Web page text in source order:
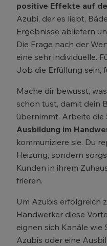
positive Effekte auf
Azubi, der es liebt,
Ergebnisse abliefern
Die Frage nach der
eine sehr individuelle.
Job die Erfüllung sein,
Mache dir bewusst,
schon tust, damit dein
übernimmt. Arbeite die
Ausbildung im
kommuniziere sie. Du
Heizung, sondern
Kunden in ihrem
frieren.
Um Azubis erfolgreich
Handwerker diese
eignen sich Kanäle wie
Azubis oder eine